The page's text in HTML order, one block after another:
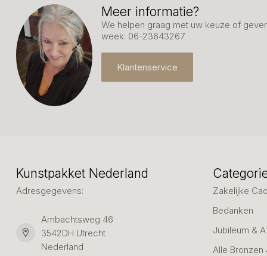
Meer informatie?
We helpen graag met uw keuze of
week: 06-23643267
Klantenservice
Kunstpakket Nederland
Adresgegevens:
Ambachtsweg 46
3542DH Utrecht
Nederland
Zakelijke
Bedanken
Jubileum &
Alle